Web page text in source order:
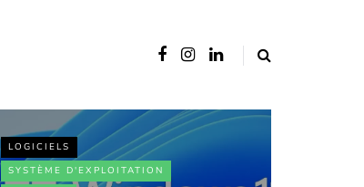
LOGICIELS
SYSTÈME D'EXPLOITATION